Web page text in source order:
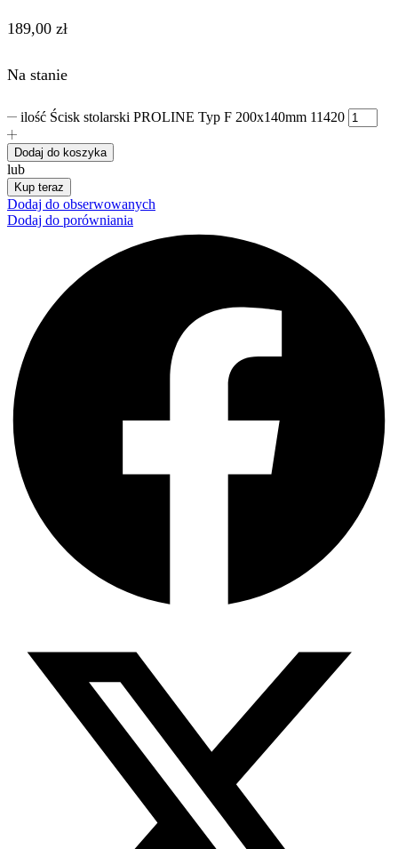
189,00 zł
Na stanie
ilość Ścisk stolarski PROLINE Typ F 200x140mm 11420
Dodaj do koszyka
lub
Kup teraz
Dodaj do obserwowanych
Dodaj do porówniania